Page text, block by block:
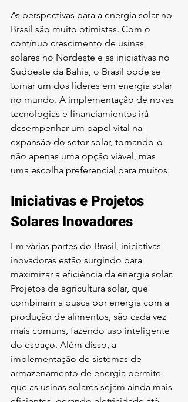
As perspectivas para a energia solar no
Brasil são muito otimistas. Com o
contínuo crescimento de usinas
solares no Nordeste e as iniciativas no
Sudoeste da Bahia, o Brasil pode se
tornar um dos líderes em energia solar
no mundo. A implementação de novas
tecnologias e financiamientos irá
desempenhar um papel vital na
expansão do setor solar, tornando-o
não apenas uma opção viável, mas
uma escolha preferencial para muitos.
Iniciativas e Projetos
Solares Inovadores
Em várias partes do Brasil, iniciativas
inovadoras estão surgindo para
maximizar a eficiência da energia solar.
Projetos de agricultura solar, que
combinam a busca por energia com a
produção de alimentos, são cada vez
mais comuns, fazendo uso inteligente
do espaço. Além disso, a
implementação de sistemas de
armazenamento de energia permite
que as usinas solares sejam ainda mais